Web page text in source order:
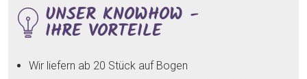
UNSER KNOWHOW -
IHRE VORTEILE
Wir liefern ab 20 Stück auf Bogen